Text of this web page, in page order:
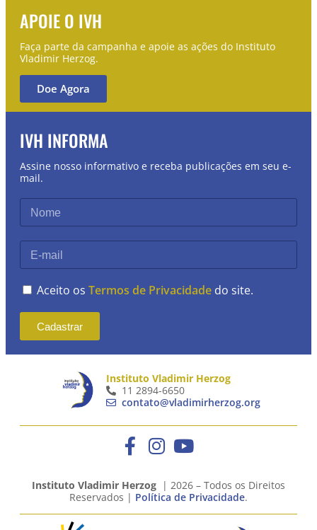
APOIE O IVH
Faça parte da campanha e apoie as ações do Instituto
Vladimir Herzog.
Doe Agora
IVH INFORMA
Assine nosso informativo e receba publicações em seu e-
mail.
Aceito os Termos de Privacidade do site.
Cadastrar
Instituto Vladimir Herzog
11 2894-6650
contato@vladimirherzog.org
Instituto Vladimir Herzog | 2026 – Todos os Direitos
Reservados | Política de Privacidade.